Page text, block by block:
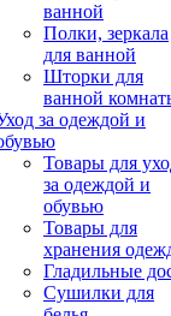
ванной
Полки, зеркала
для ванной
Шторки для
ванной
за одеждой и
Товары для
за одеждой и
обувью
Товары для
хранения
Гладильные
Сушилки для